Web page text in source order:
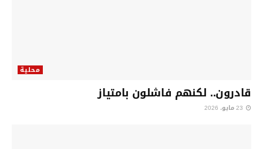
محلية
قادرون.. لكنهم فاشلون بامتياز